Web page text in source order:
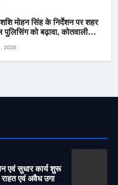
मोहन सिंह के निर्देशन पर शहर
को बढ़ावा, कोतवाली
2026
एवं सुधार कार्य शुरू
एवं अवैध उगाही